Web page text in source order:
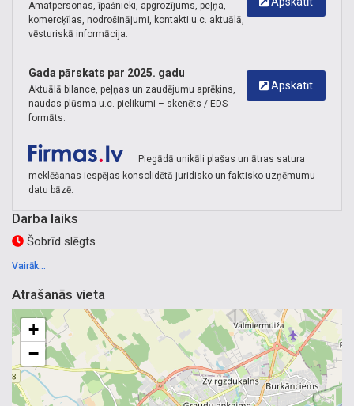
Amatpersonas, īpašnieki, apgrozījums, peļņa,
komercķīlas, nodrošinājumi, kontakti u.c. aktuālā,
vēsturiskā informācija.
Apskatīt
Gada pārskats par 2025. gadu
Aktuālā bilance, peļņas un zaudējumu aprēķins,
naudas plūsma u.c. pielikumi – skenēts / EDS
formāts.
Piegādā unikāli plašas un ātras satura
meklēšanas iespējas konsolidētā juridisko un faktisko uzņēmumu
datu bāzē.
Darba laiks
Šobrīd slēgts
Vairāk...
Atrašanās vieta
+
−